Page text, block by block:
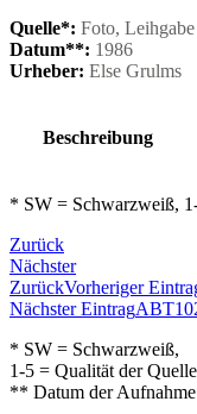
Quelle*: Foto,
Datum**: 1986
Urheber: Else Grulms
Beschreibung
* SW = Schwarzweiß,
Zurück
Nächster
ZurückVorheriger
Nächster Eintrag
* SW = Schwarzweiß,
1-5 = Qualität der
** Datum der